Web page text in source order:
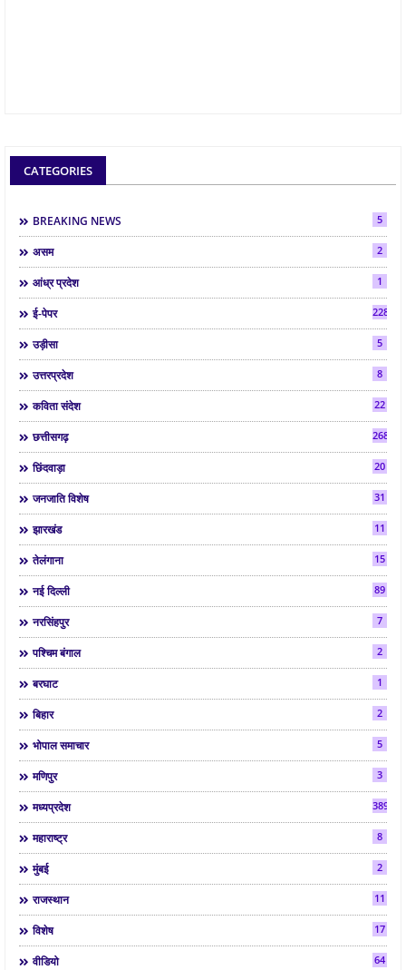
CATEGORIES
BREAKING NEWS 5
असम 2
आंध्र प्रदेश 1
ई-पेपर 2286
उड़ीसा 5
उत्तरप्रदेश 8
कविता संदेश 22
छत्तीसगढ़ 268
छिंदवाड़ा 20
जनजाति विशेष 31
झारखंड 11
तेलंगाना 15
नई दिल्ली 89
नरसिंहपुर 7
पश्चिम बंगाल 2
बरघाट 1
बिहार 2
भोपाल समाचार 5
मणिपुर 3
मध्यप्रदेश 3892
महाराष्ट्र 8
मुंबई 2
राजस्थान 11
विशेष 17
वीडियो 64